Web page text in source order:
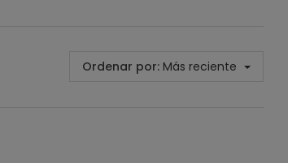
Ordenar por: Más reciente